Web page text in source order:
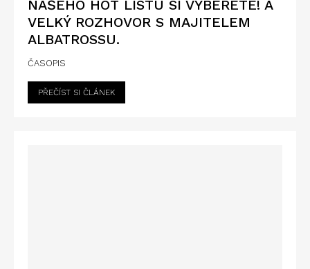
NAŠEHO HOT LISTU SI VYBERETE! A
VELKÝ ROZHOVOR S MAJITELEM
ALBATROSSU.
ČASOPIS
PŘEČÍST SI ČLÁNEK